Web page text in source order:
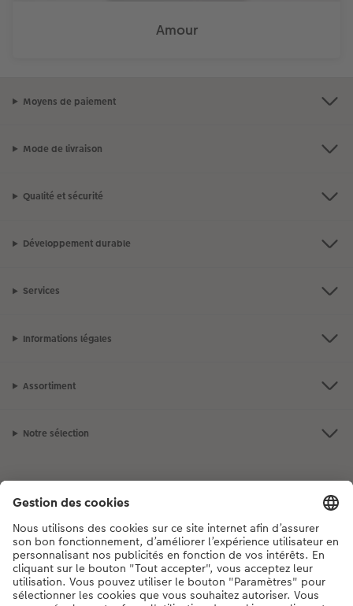
Amour
Moyens de paiement
Mode de livraison
Qualité et sécurité
Développement durable
Services
Informations légales
Assortiment
Notre sélection
Si vous avez des questions concernant nos produits ou votre commande,
n'hésitez pas à nous contacter du lundi au dimanche, de 9h00 à 20h00
(hors jours fériés), au numéro de téléphone044 499 00 12• 7j/7 • de 9h à
20h